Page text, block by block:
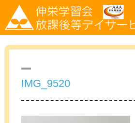
IMG_9520